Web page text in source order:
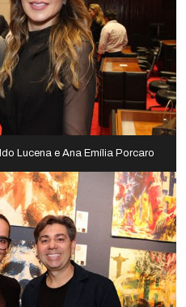
Lucena e Ana Emília Porcaro